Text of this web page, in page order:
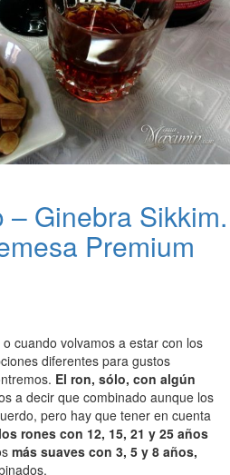
Ginebra Sikkim.
Premium
o cuando volvamos a estar con los
diferentes para gustos
El ron, sólo, con algún
a decir que combinado aunque los
pero hay que tener en cuenta
rones con 12, 15, 21 y 25 años
más suaves con 3, 5 y 8 años,